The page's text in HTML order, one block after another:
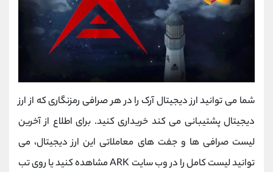
شما می توانید ارز دیجیتال آرک را در هر صرافی رمزنگاری که از ارز
دیجیتال پشتیبانی می کند خریداری کنید. برای اطلاع از آخرین
لیست صرافی ها و جفت های معاملاتی این ارز دیجیتال، می
توانید لیست کامل را در وب سایت ARK مشاهده کنید یا روی تب